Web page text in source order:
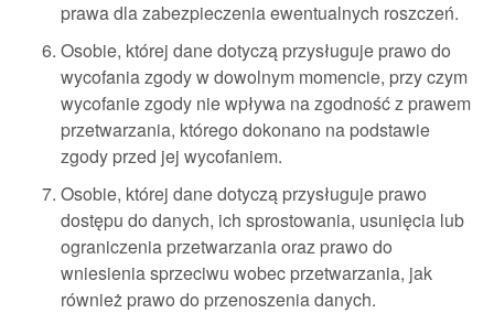
prawa dla zabezpieczenia ewentualnych roszczeń.
Osobie, której dane dotyczą przysługuje prawo do
wycofania zgody w dowolnym momencie, przy czym
wycofanie zgody nie wpływa na zgodność z prawem
przetwarzania, którego dokonano na podstawie
zgody przed jej wycofaniem.
Osobie, której dane dotyczą przysługuje prawo
dostępu do danych, ich sprostowania, usunięcia lub
ograniczenia przetwarzania oraz prawo do
wniesienia sprzeciwu wobec przetwarzania, jak
również prawo do przenoszenia danych.